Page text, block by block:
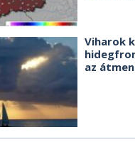
Viharok
az